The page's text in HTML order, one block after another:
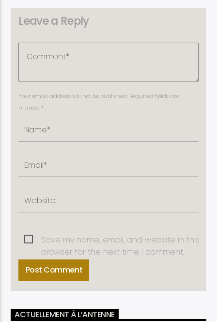
Leave a Reply
Your email address will not be published. Required fields are
marked *
Save my name, email, and website in this
browser for the next time I comment.
ACTUELLEMENT À L’ANTENNE